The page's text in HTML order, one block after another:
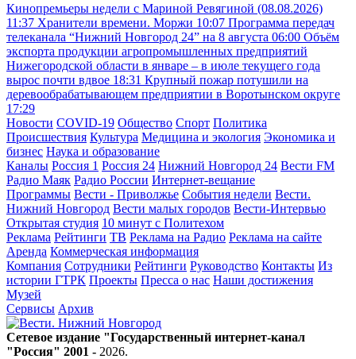
Кинопремьеры недели с Мариной Ревягиной (08.08.2026)
11:37 Хранители времени. Моржи 10:07 Программа передач
телеканала “Нижний Новгород 24” на 8 августа 06:00 Объём
экспорта продукции агропромышленных предприятий
Нижегородской области в январе – в июле текущего года
вырос почти вдвое 18:31 Крупный пожар потушили на
деревообрабатывающем предприятии в Воротынском округе
17:29
Новости COVID-19 Общество Спорт Политика
Происшествия Культура Медицина и экология Экономика и
бизнес Наука и образование
Каналы Россия 1 Россия 24 Нижний Новгород 24 Вести FM
Радио Маяк Радио России Интернет-вещание
Программы Вести - Приволжье События недели Вести.
Нижний Новгород Вести малых городов Вести-Интервью
Открытая студия 10 минут с Политехом
Реклама Рейтинги ТВ Реклама на Радио Реклама на сайте
Аренда Коммерческая информация
Компания Сотрудники Рейтинги Руководство Контакты Из
истории ГТРК Проекты Пресса о нас Наши достижения
Музей
Сервисы Архив
Сетевое издание "Государственный интернет-канал
"Россия" 2001 - 2026.